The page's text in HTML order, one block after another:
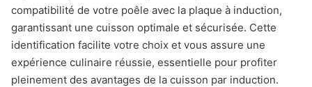
compatibilité de votre poêle avec la plaque à induction,
garantissant une cuisson optimale et sécurisée. Cette
identification facilite votre choix et vous assure une
expérience culinaire réussie, essentielle pour profiter
pleinement des avantages de la cuisson par induction.